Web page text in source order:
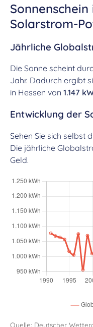
Sonnenschein
Solarstrom-
Jährliche
Die Sonne scheint
Jahr. Dadurch ergibt
in Hessen von 1.147
Entwicklung der
Sehen Sie sich selbst
Die jährliche
Geld.
Quelle: Deutscher